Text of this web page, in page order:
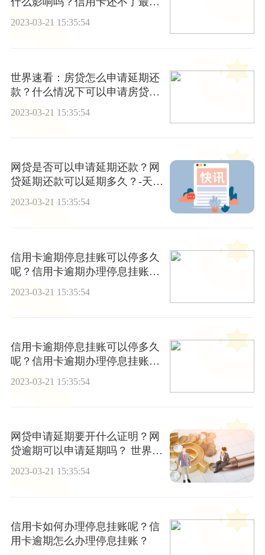
还款怎么办？
2023-03-21 15:35:54
世界速看：房贷怎么申请延期还
款？什么情况下可以申请房贷延
2023-03-21 15:35:54
网贷是否可以申请延期还款？网
贷延期还款可以延期多久？-天天
热讯
2023-03-21 15:35:54
信用卡逾期停息挂账可以停多久
呢？信用卡逾期办理停息挂账的
2023-03-21 15:35:54
信用卡逾期停息挂账可以停多久
呢？信用卡逾期办理停息挂账的
2023-03-21 15:35:54
网贷申请延期要开什么证明？网
贷逾期可以申请延期吗？ 世界报
道
2023-03-21 15:35:54
信用卡如何办理停息挂账呢？信
用卡逾期怎么办理停息挂账？